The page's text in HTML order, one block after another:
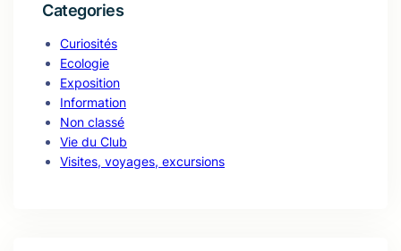
Categories
Curiosités
Ecologie
Exposition
Information
Non classé
Vie du Club
Visites, voyages, excursions